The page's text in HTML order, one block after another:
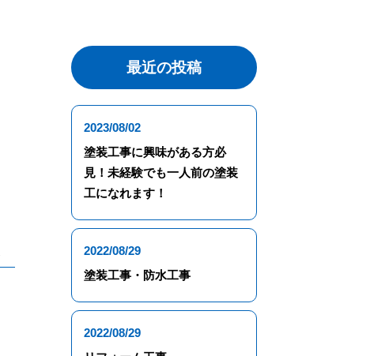
最近の投稿
2023/08/02
塗装工事に興味がある方必
見！未経験でも一人前の塗装
工になれます！
2022/08/29
塗装工事・防水工事
2022/08/29